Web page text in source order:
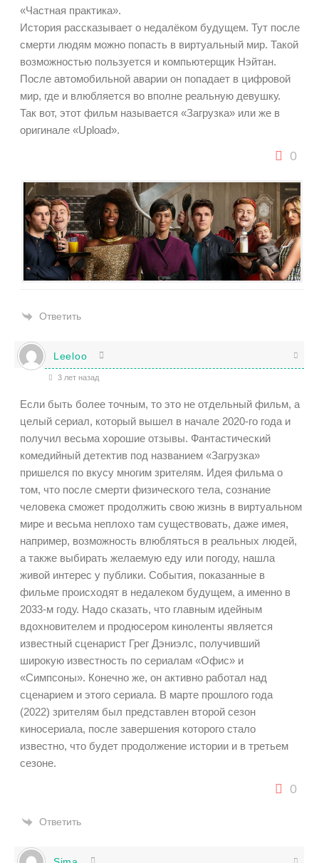
«Частная практика».
История рассказывает о недалёком будущем. Тут после
смерти людям можно попасть в виртуальный мир. Такой
возможностью пользуется и компьютерщик Нэйтан.
После автомобильной аварии он попадает в цифровой
мир, где и влюбляется во вполне реальную девушку.
Так вот, этот фильм называется «Загрузка» или же в
оригинале «Upload».
0
Ответить
Leeloo
3 лет назад
Если быть более точным, то это не отдельный фильм, а
целый сериал, который вышел в начале 2020-го года и
получил весьма хорошие отзывы. Фантастический
комедийный детектив под названием «Загрузка»
пришелся по вкусу многим зрителям. Идея фильма о
том, что после смерти физического тела, сознание
человека сможет продолжить свою жизнь в виртуальном
мире и весьма неплохо там существовать, даже имея,
например, возможность влюбляться в реальных людей,
а также выбирать желаемую еду или погоду, нашла
живой интерес у публики. События, показанные в
фильме происходят в недалеком будущем, а именно в
2033-м году. Надо сказать, что главным идейным
вдохновителем и продюсером киноленты является
известный сценарист Грег Дэниэлс, получивший
широкую известность по сериалам «Офис» и
«Симпсоны». Конечно же, он активно работал над
сценарием и этого сериала. В марте прошлого года
(2022) зрителям был представлен второй сезон
киносериала, после завершения которого стало
известно, что будет продолжение истории и в третьем
сезоне.
0
Ответить